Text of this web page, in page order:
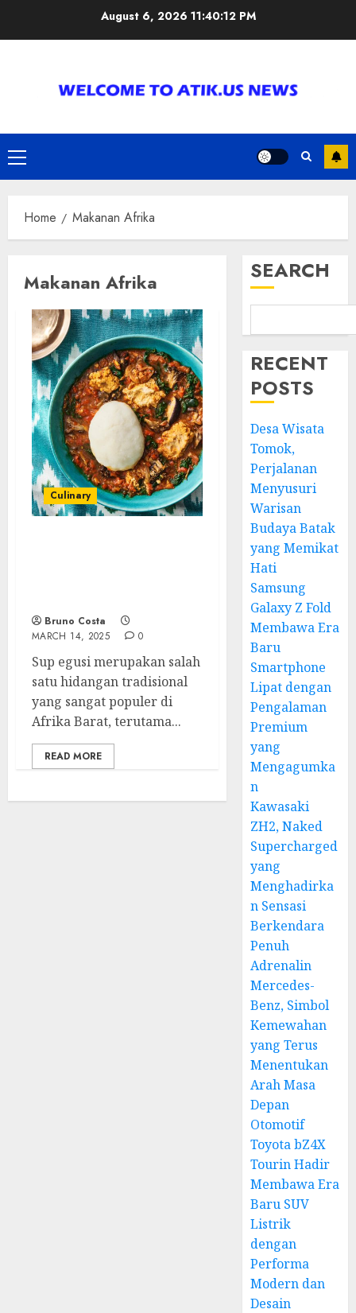
August 6, 2026 11:40:12 PM
Primary
Menu
Home Makanan Afrika
Makanan Afrika
Culinary
Bruno Costa
MARCH 14, 2025
0
Sup egusi merupakan salah
satu hidangan tradisional
yang sangat populer di
Afrika Barat, terutama...
READ MORE
SEARCH
RECENT
POSTS
Desa Wisata
Tomok,
Perjalanan
Menyusuri
Warisan
Budaya Batak
yang Memikat
Hati
Samsung
Galaxy Z Fold
Membawa Era
Baru
Smartphone
Lipat dengan
Pengalaman
Premium
yang
Mengagumka
n
Kawasaki
ZH2, Naked
Supercharged
yang
Menghadirka
n Sensasi
Berkendara
Penuh
Adrenalin
Mercedes-
Benz, Simbol
Kemewahan
yang Terus
Menentukan
Arah Masa
Depan
Otomotif
Toyota bZ4X
Tourin Hadir
Membawa Era
Baru SUV
Listrik
dengan
Performa
Modern dan
Desain